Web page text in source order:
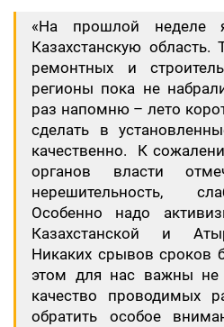
«На прошлой неделе
Казахстанскую
ремонтных и
регионы пока не
раз напомню – лето
сделать в
качественно. К
органов власти
нерешительность,
Особенно надо
Казахстанской и
Никаких срывов сроков
этом для нас важны не
качество проводимых
обратить особое